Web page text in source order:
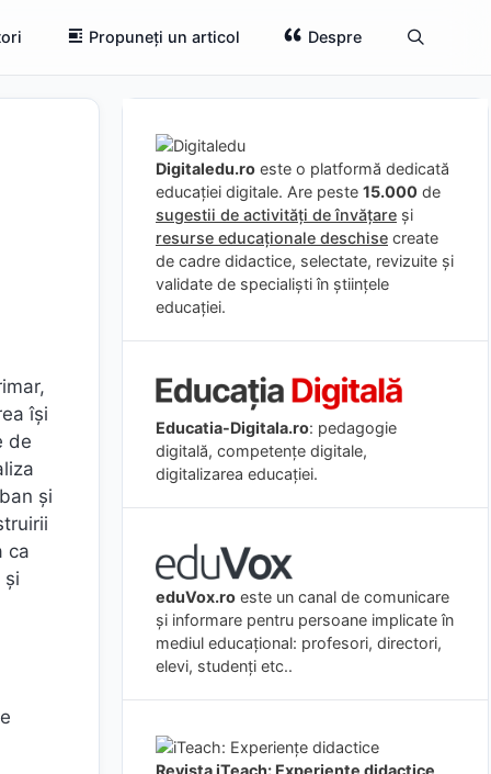
Propuneți un articol Despre
își
de
și
ca
și
Digitaledu.ro este o platformă dedicată
educației digitale. Are peste 15.000 de
sugestii de activități de învățare și
resurse educaționale deschise create
de cadre didactice, selectate, revizuite și
validate de specialiști în științele
educației.
Educatia-Digitala.ro: pedagogie
digitală, competențe digitale,
digitalizarea educației.
eduVox.ro este un canal de comunicare
și informare pentru persoane implicate în
mediul educațional: profesori, directori,
elevi, studenți etc..
Revista iTeach: Experienţe didactice